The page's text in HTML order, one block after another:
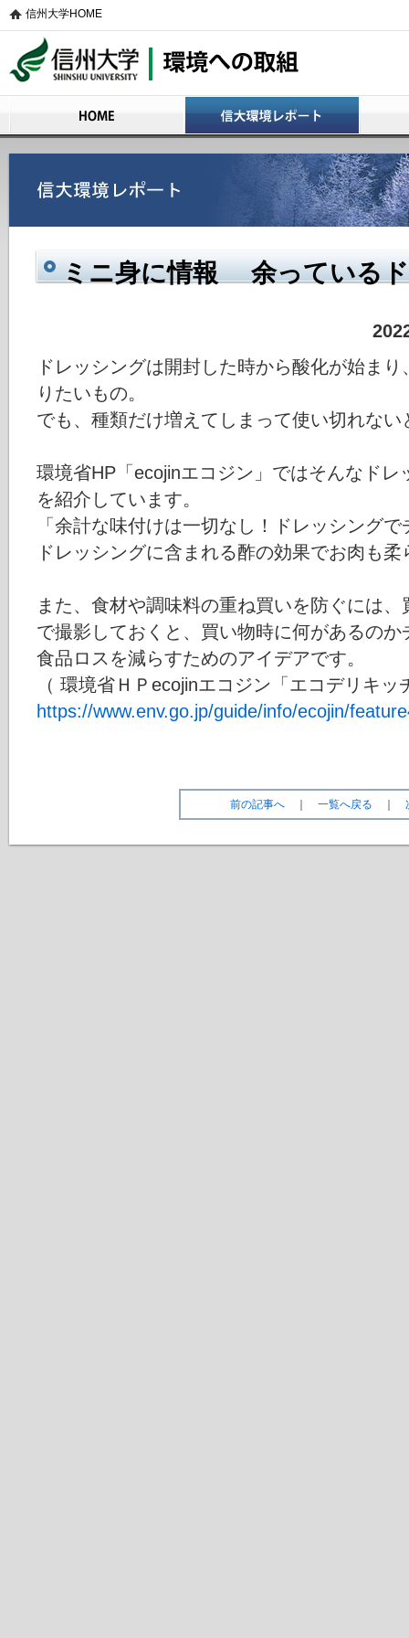
信州大学HOME
信州大学 環境への取組
ミニ身に情報 余っている
ドレッシングは開封した時から酸化が始ま
りたいもの。
でも、種類だけ増えてしまって使い切れな
環境省HP「ecojinエコジン」ではそんなド
を紹介しています。
「余計な味付けは一切なし！ドレッシング
ドレッシングに含まれる酢の効果でお肉も
また、食材や調味料の重ね買いを防ぐには
で撮影しておくと、買い物時に何があるの
食品ロスを減らすためのアイデアです。
（ 環境省ＨＰecojinエコジン「エコデリキッ
https://www.env.go.jp/guide/info/ecojin/
前の記事へ 一覧へ戻る